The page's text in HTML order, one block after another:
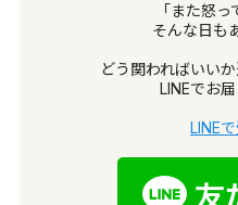
「また怒っ
そんな日も
どう関わればいい
LINEでお
LINE